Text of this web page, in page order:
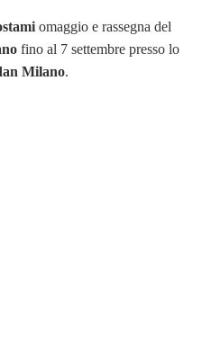
omaggio e rassegna del
fino al 7 settembre presso lo
Milano.